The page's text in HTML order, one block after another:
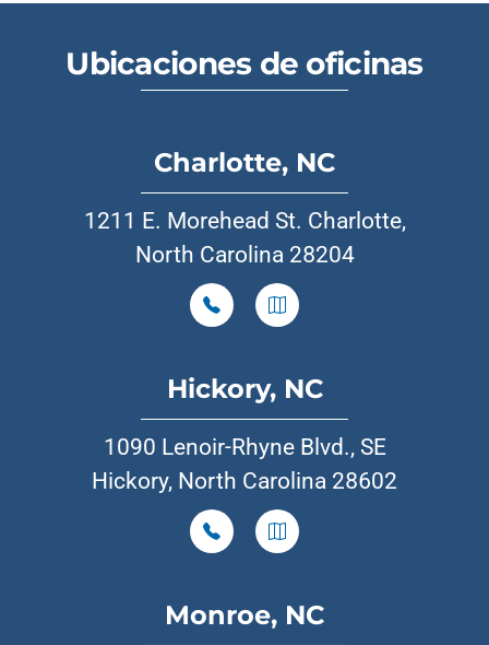
Ubicaciones de oficinas
Charlotte, NC
1211 E. Morehead St. Charlotte,
North Carolina 28204
Hickory, NC
1090 Lenoir-Rhyne Blvd., SE
Hickory, North Carolina 28602
Monroe, NC